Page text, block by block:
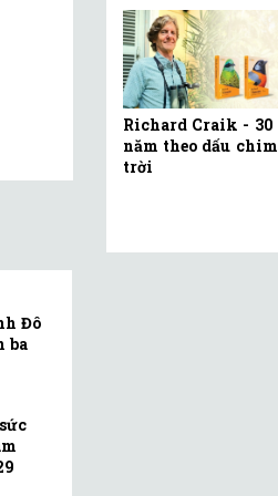
Đô
ba
Richard Craik - 30
năm theo dấu chim
trời